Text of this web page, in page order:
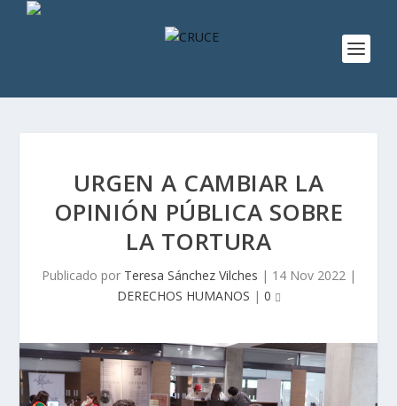
URGEN A CAMBIAR LA
OPINIÓN PÚBLICA SOBRE
LA TORTURA
Publicado por Teresa Sánchez Vilches | 14 Nov 2022|
DERECHOS HUMANOS | 0